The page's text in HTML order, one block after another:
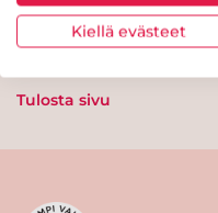
Tulosta sivu
Kiellä evästeet